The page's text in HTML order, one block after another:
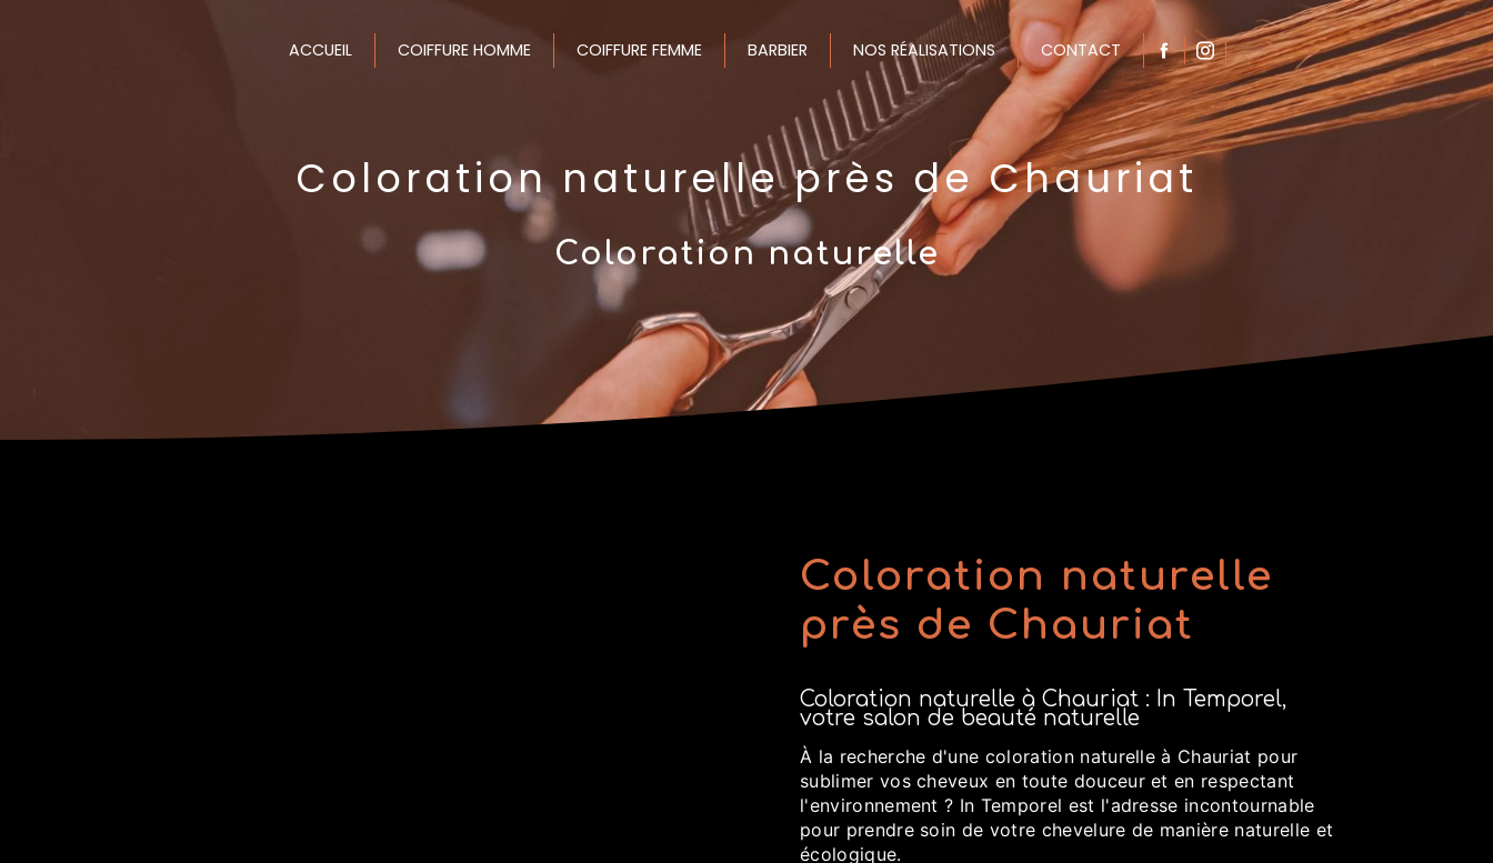
ACCUEIL COIFFURE HOMME COIFFURE FEMME BARBIER NOS RÉALISATIONS CONTACT
Coloration naturelle près de Chauriat
Coloration naturelle
Coloration naturelle
près de Chauriat
Coloration naturelle à Chauriat : In Temporel,
votre salon de beauté naturelle
À la recherche d'une coloration naturelle à Chauriat pour
sublimer vos cheveux en toute douceur et en respectant
l'environnement ? In Temporel est l'adresse incontournable
pour prendre soin de votre chevelure de manière naturelle et
écologique.